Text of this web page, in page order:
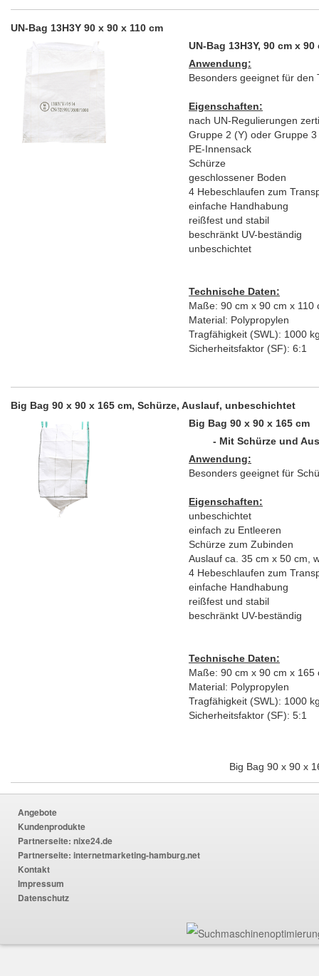
UN-Bag 13H3Y 90 x 90 x 110 cm
UN-Bag 13H3Y, 90 cm x 90
Anwendung:
Besonders geeignet für den
Eigenschaften:
nach UN-Regulierungen
Gruppe 2 (Y) oder Gruppe
PE-Innensack
Schürze
geschlossener Boden
4 Hebeschlaufen zum
einfache Handhabung
reißfest und stabil
beschränkt UV-beständig
unbeschichtet
Technische Daten:
Maße: 90 cm x 90 cm x 110
Material: Polypropylen
Tragfähigkeit (SWL): 1000
Sicherheitsfaktor (SF): 6:1
Big Bag 90 x 90 x 165 cm, Schürze, Auslauf, unbeschichtet
Big Bag 90 x 90 x 165 cm
- Mit Schürze und
Anwendung:
Besonders geeignet für
Eigenschaften:
unbeschichtet
einfach zu Entleeren
Schürze zum Zubinden
Auslauf ca. 35 cm x 50 cm,
4 Hebeschlaufen zum
einfache Handhabung
reißfest und stabil
beschränkt UV-beständig
Technische Daten:
Maße: 90 cm x 90 cm x 165
Material: Polypropylen
Tragfähigkeit (SWL): 1000
Sicherheitsfaktor (SF): 5:1
Big Bag 90 x 90 x
Angebote
Kundenprodukte
Partnerseite: nixe24.de
Partnerseite: internetmarketing-hamburg.net
Kontakt
Impressum
Datenschutz